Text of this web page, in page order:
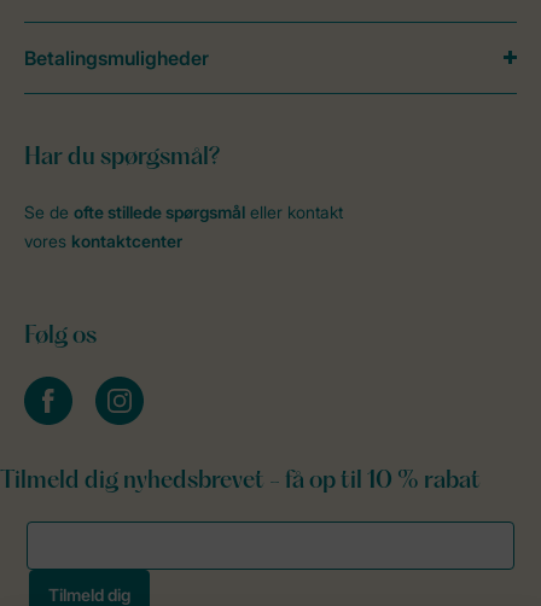
Har du spørgsmål?
Se de ofte stillede spørgsmål eller kontakt
vores kontaktcenter
Følg os
facebookinstagram
Tilmeld dig nyhedsbrevet - få op til 10 % rabat
Betalingsmuligheder